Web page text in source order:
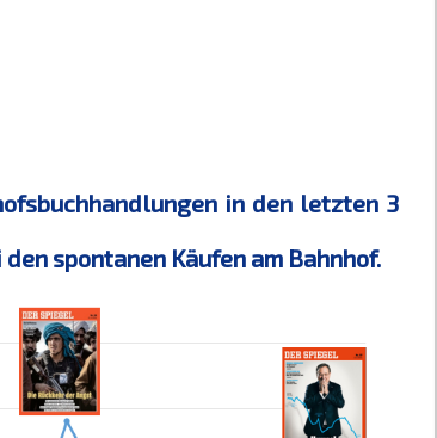
in den letzten 3
spontanen Käufen am Bahnhof.